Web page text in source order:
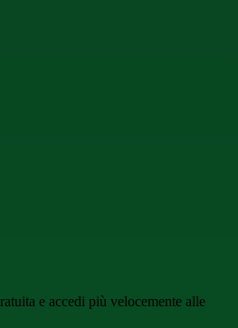
e accedi più velocemente alle